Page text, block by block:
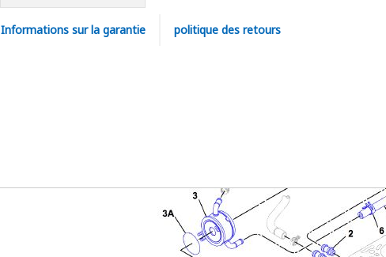
Informations sur la garantie politique des retours